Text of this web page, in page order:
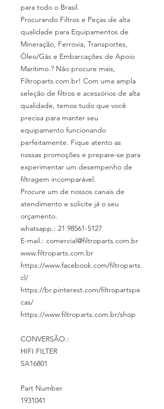
para todo o Brasil.
Procurando Filtros e Peças de alta
qualidade para Equipamentos de
Mineração, Ferrovia, Transportes,
Óleo/Gás e Embarcações de Apoio
Marítimo.? Não procure mais,
Filtroparts.com.br! Com uma ampla
seleção de filtros e acessórios de alta
qualidade, temos tudo que você
precisa para manter seu
equipamento funcionando
perfeitamente. Fique atento as
nossas promoções e prepare-se para
experimentar um desempenho de
filtragem incomparável.
Procure um de nossos canais de
atendimento e solicite já o seu
orçamento.
whatsapp.: 21 98561-5127
E-mail.: comercial@filtroparts.com.br
www.filtroparts.com.br
https://www.facebook.com/filtroparts.
cl/
https://br.pinterest.com/filtropartspe
cas/
https://www.filtroparts.com.br/shop
CONVERSÃO.:
HIFI FILTER
SA16801
Part Number
1931041